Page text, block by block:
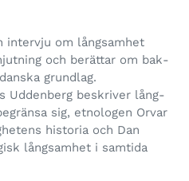
inter­vju om lång­sam­het
och berät­tar om bak­
grund­lag.
Uddenberg beskri­ver lång­
sig, etno­lo­gen Orvar
histo­ria och Dan
lång­sam­het i sam­tida